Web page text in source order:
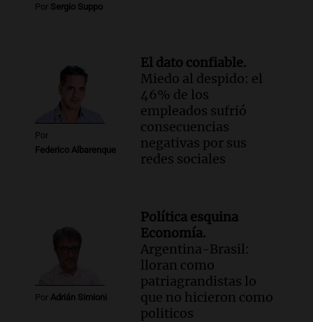
Por Sergio Suppo
Por
Federico Albarenque
El dato confiable.
Miedo al despido: el
46% de los
empleados sufrió
consecuencias
negativas por sus
redes sociales
Por Adrián Simioni
Política esquina
Economía.
Argentina-Brasil:
lloran como
patriagrandistas lo
que no hicieron como
politicos